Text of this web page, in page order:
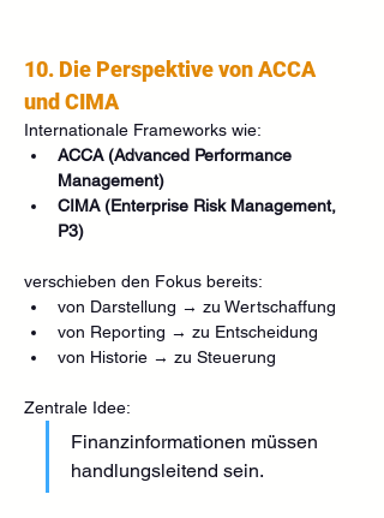
10. Die Perspektive von ACCA
und CIMA
Internationale Frameworks wie:
ACCA (Advanced Performance
Management)
CIMA (Enterprise Risk Management,
P3)
verschieben den Fokus bereits:
von Darstellung → zu Wertschaffung
von Reporting → zu Entscheidung
von Historie → zu Steuerung
Zentrale Idee:
Finanzinformationen müssen
handlungsleitend sein.